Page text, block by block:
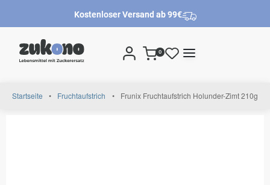
Kostenloser Versand ab 99€
0
Startseite • Fruchtaufstrich • Frunix Fruchtaufstrich Holunder-Zimt 210g